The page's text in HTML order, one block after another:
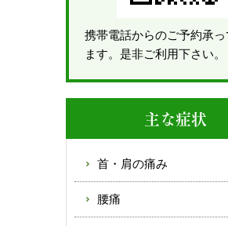
携帯電話からのご予約承っ
ます。是非ご利用下さい。
主な症状
首・肩の痛み
腰痛